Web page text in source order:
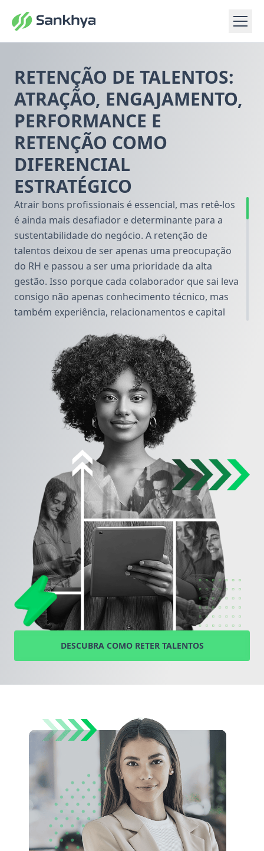
RETENÇÃO DE TALENTOS:
ATRAÇÃO, ENGAJAMENTO,
PERFORMANCE E
RETENÇÃO COMO
DIFERENCIAL
ESTRATÉGICO
Atrair bons profissionais é essencial, mas retê-los
é ainda mais desafiador e determinante para a
sustentabilidade do negócio. A retenção de
talentos deixou de ser apenas uma preocupação
do RH e passou a ser uma prioridade da alta
gestão. Isso porque cada colaborador que sai leva
consigo não apenas conhecimento técnico, mas
também experiência, relacionamentos e capital
dentro da organização.
O turnover elevado impacta diretamente nos
custos e na performance. Além dos gastos com
desligamentos, processos seletivos e
treinamentos, há também o efeito silencioso que
corrói a cultura organizacional: a perda de
engajamento dos times que permanecem, a
queda na produtividade e a sensação de
instabilidade que compromete a confiança das
equipes. Em setores altamente competitivos, essa
perda pode representar não apenas atrasos em
projetos estratégicos, mas também a fuga de
inovação e a dificuldade em manter a consistência
de resultados.
Empresas que investem em retenção de talentos
colhem benefícios diretos: maior previsibilidade
nos resultados, redução de custos com
contratações recorrentes, aumento no
cultura organizacional mais forte e coerente. A
novos talentos e cria um ciclo virtuoso em que
No ecossistema Sankhya, a Mindsight surge como
aliada estratégica nessa jornada. Combinando
ciência de dados, psicologia organizacional e
tecnologia, a solução permite mapear o fit
cultural, acompanhar performance e
engajamento, além de gerar insights para manter
os melhores profissionais próximos e motivados.
Reter talentos não é apenas evitar saídas, mas
DESCUBRA COMO RETER TALENTOS